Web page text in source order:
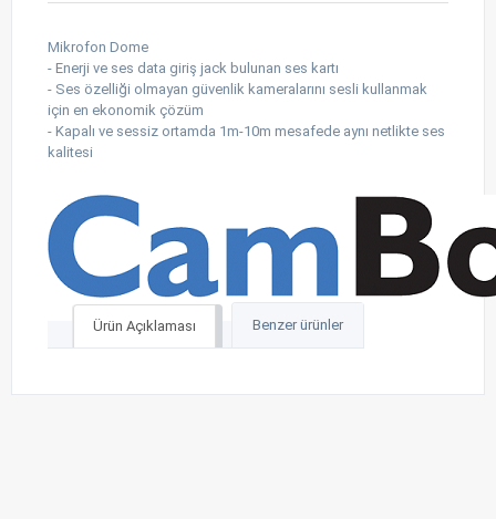
Mikrofon Dome
- Enerji ve ses data giriş jack bulunan ses kartı
- Ses özelliği olmayan güvenlik kameralarını sesli kullanmak
için en ekonomik çözüm
- Kapalı ve sessiz ortamda 1m-10m mesafede aynı netlikte ses
kalitesi
Ürün Açıklaması Benzer ürünler